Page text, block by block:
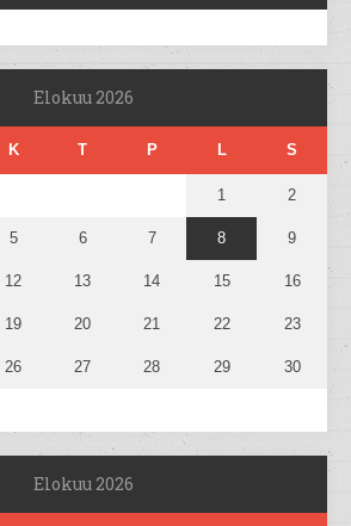
Elokuu 2026
K T P L S
1 2
5 6 7 8 9
12 13 14 15 16
19 20 21 22 23
26 27 28 29 30
Elokuu 2026